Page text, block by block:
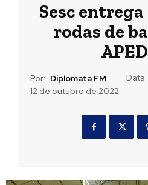
Sesc
rodas de
Por: Diplomata FM
Data:
12 de outubro de 2022